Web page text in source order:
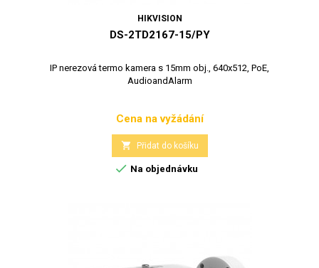
HIKVISION
DS-2TD2167-15/PY
IP nerezová termo kamera s 15mm obj., 640x512, PoE,
AudioandAlarm
Cena
Cena na vyžádání
 Přidat do košíku
 Na objednávku